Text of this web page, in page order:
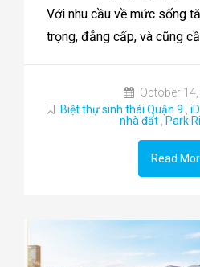
Với nhu cầu về mức sống
trọng, đẳng cấp, và cũng
October 14,
Biệt thự sinh thái Quận 9
nhà đất ,Park
Read